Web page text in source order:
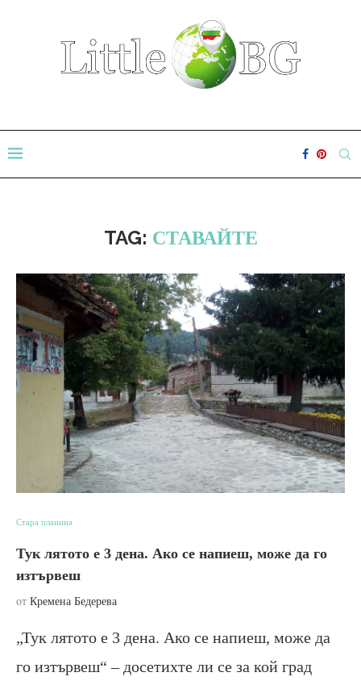
TAG: СТАВАЙТЕ
Стара планина
Тук лятото е 3 дена. Ако се напиеш, може да го
изтървеш
от Кремена Бедерева
„Тук лятото е 3 дена. Ако се напиеш, може да
го изтървеш“ – досетихте ли се за кой град